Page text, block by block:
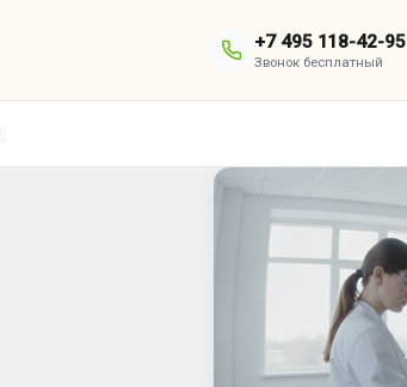
+7 495 118-42-95
Звонок бесплатный